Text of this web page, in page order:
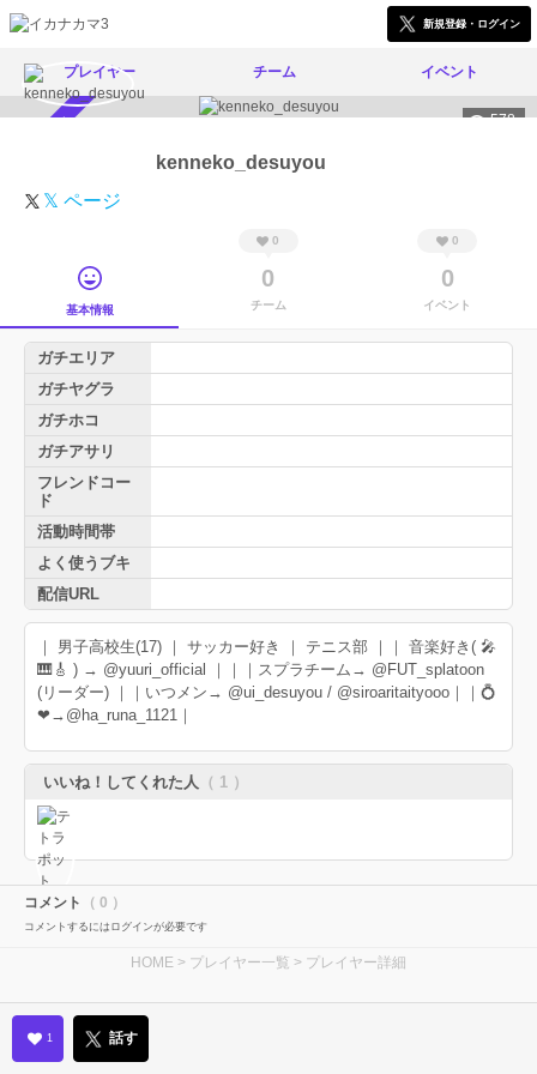
新規登録・ログイン
プレイヤー チーム イベント
578
kenneko_desuyou
𝕏 ページ
基本情報
0
0
チーム
0
0
イベント
ガチエリア
ガチヤグラ
ガチホコ
ガチアサリ
フレンドコー
ド
活動時間帯
よく使うブキ
配信URL
｜ 男子高校生(17) ｜ サッカー好き ｜ テニス部 ｜｜ 音楽好き( 🎤
🎹🎸 ) → @yuuri_official ｜｜｜スプラチーム→ @FUT_splatoon
(リーダー) ｜｜いつメン→ @ui_desuyou / @siroaritaityooo｜｜💍
❤→@ha_runa_1121｜
いいね！してくれた人 （ 1 ）
コメント （ 0 ）
コメントするにはログインが必要です
HOME > プレイヤー一覧 > プレイヤー詳細
1 話す